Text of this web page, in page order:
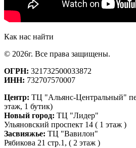
Как нас найти
© 2026г. Все права защищены.
ОГРН: 321732500033872
ИНН: 732707570007
Центр: ТЦ "Альянс-Центральный"
этаж, 1 бутик)
Новый город: ТЦ "Лидер"
Ульяновский проспект 14 ( 1 этаж )
Засвияжье: ТЦ "Вавилон"
Рябикова 21 стр.1, ( 2 этаж )